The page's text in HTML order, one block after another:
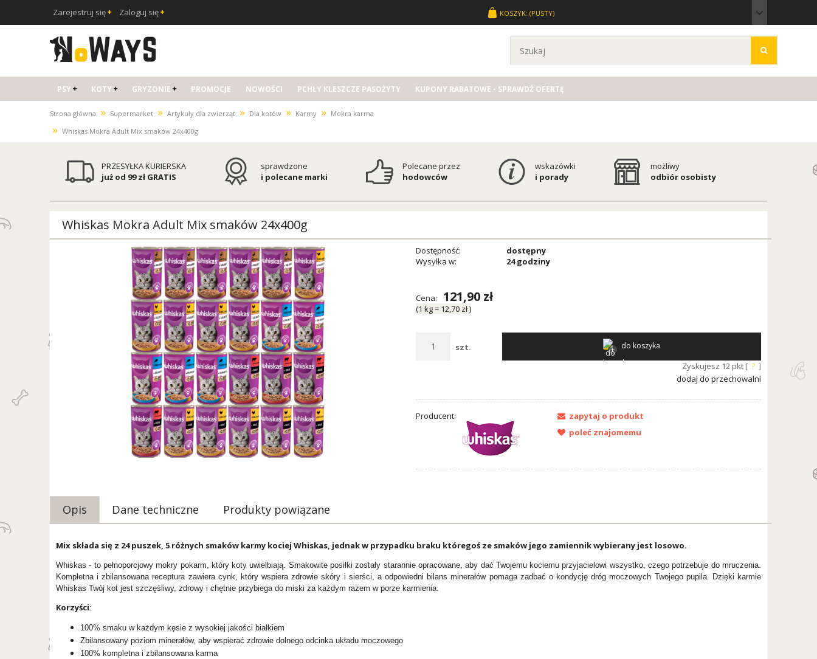
Zarejestruj się Zaloguj się KOSZYK: (PUSTY)
PSY KOTY GRYZONIE PROMOCJE NOWOŚCI PCHŁY KLESZCZE PASOŻYTY KUPONY RABATOWE - SPRAWDŹ OFERTĘ
Strona główna » Supermarket » Artykuły dla zwierząt » Dla kotów » Karmy » Mokra karma
» Whiskas Mokra Adult Mix smaków 24x400g
PRZESYŁKA KURIERSKA
już od 99 zł GRATIS
sprawdzone
i polecane marki
Polecane przez
hodowców
wskazówki
i porady
możliwy
odbiór osobisty
Whiskas Mokra Adult Mix smaków 24x400g
Dostępność:
dostępny
Wysyłka w:
24 godziny
Cena: 121,90 zł
(1kg= 12,70 zł)
szt. do koszyka
Zyskujesz 12pkt [ ? ]
dodaj do przechowalni
Producent:
zapytaj o produkt
poleć znajomemu
Opis Dane techniczne Produkty powiązane
Mix składa się z 24 puszek, 5 różnych smaków karmy kociej Whiskas, jednak w przypadku braku któregoś ze smaków jego zamiennik wybierany jest losowo.
Whiskas - to pełnoporcjowy mokry pokarm, który koty uwielbiają. Smakowite posiłki zostały starannie opracowane, aby dać Twojemu kociemu przyjacielowi wszystko, czego potrzebuje do mruczenia.
Kompletna i zbilansowana receptura zawiera cynk, który wspiera zdrowie skóry i sierści, a odpowiedni bilans minerałów pomaga zadbać o kondycję dróg moczowych Twojego pupila. Dzięki karmie
Whiskas Twój kot jest szczęśliwy, zdrowy i chętnie przybiega do miski za każdym razem w porze karmienia.
Korzyści:
100% smaku w każdym kęsie z wysokiej jakości białkiem
Zbilansowany poziom minerałów, aby wspierać zdrowie dolnego odcinka układu moczowego
100% kompletna i zbilansowana karma